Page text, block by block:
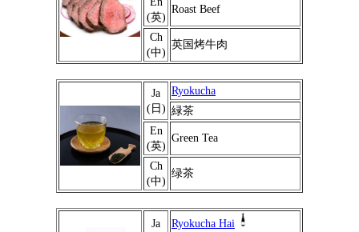
(英)
Roast Beef
Ch
(中)
英国烤牛肉
Ja
(日)
Ryokucha
緑茶
En
(英)
Green Tea
Ch
(中)
绿茶
Ja
Ryokucha Hai